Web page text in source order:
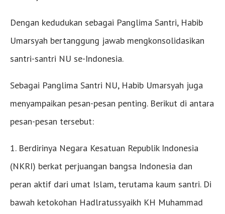
Dengan kedudukan sebagai Panglima Santri, Habib
Umarsyah bertanggung jawab mengkonsolidasikan
santri-santri NU se-Indonesia.
Sebagai Panglima Santri NU, Habib Umarsyah juga
menyampaikan pesan-pesan penting. Berikut di antara
pesan-pesan tersebut:
1. Berdirinya Negara Kesatuan Republik Indonesia
(NKRI) berkat perjuangan bangsa Indonesia dan
peran aktif dari umat Islam, terutama kaum santri. Di
bawah ketokohan Hadlratussyaikh KH Muhammad